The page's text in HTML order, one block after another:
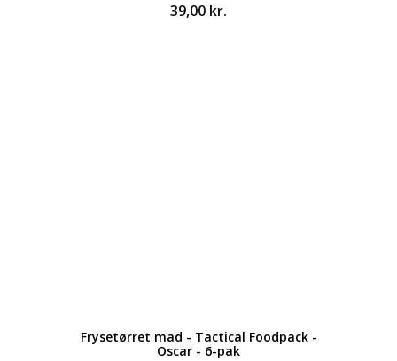
39,00 kr.
Frysetørret mad - Tactical Foodpack -
Oscar - 6-pak